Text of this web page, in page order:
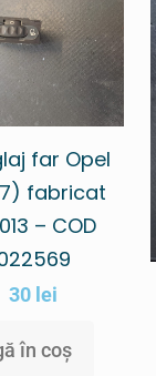
far Opel
fabricat
– COD
30 lei
în coș